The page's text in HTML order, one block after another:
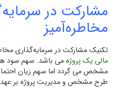
مشاركت در
مخاطره‌آميز
تكنيك مشاركت در سرمايه‌گذاري
مالي يك پروژهمی باشد. سهم سود
مشخص می گردد اما سهم زيان
طرح مشخص و مديريت پروژه بر